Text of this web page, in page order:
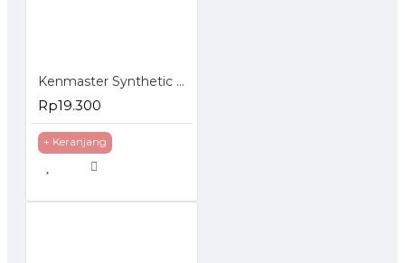
Kenmaster Synthetic Cloth Plas Chamois Kanebo
Rp19.300
+ Keranjang